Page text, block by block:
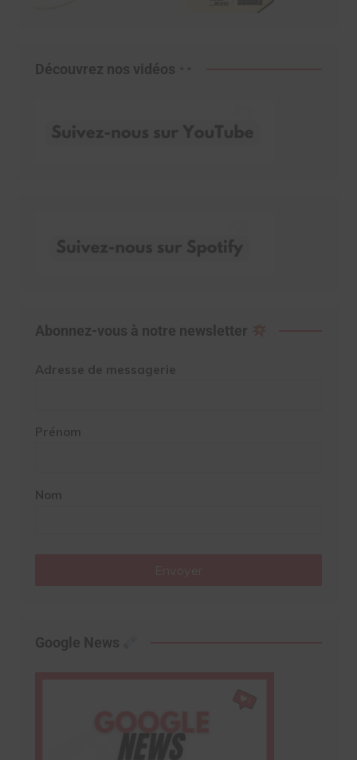
Découvrez nos vidéos
Abonnez-vous à notre newsletter
Adresse de messagerie
Prénom
Nom
Google News